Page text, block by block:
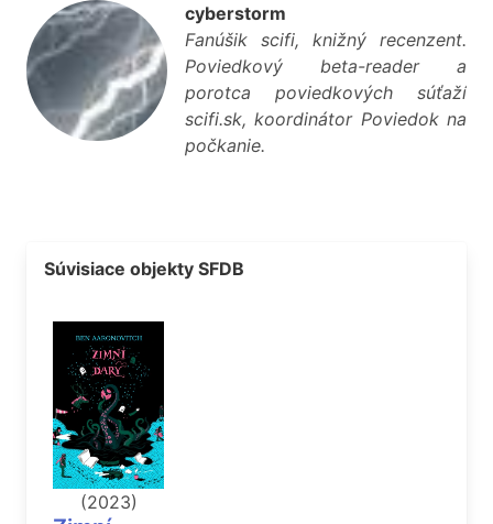
cyberstorm
Fanúšik scifi, knižný recenzent.
Poviedkový beta-reader a
porotca poviedkových súťaží
scifi.sk, koordinátor Poviedok na
počkanie.
Súvisiace objekty SFDB
(2023)